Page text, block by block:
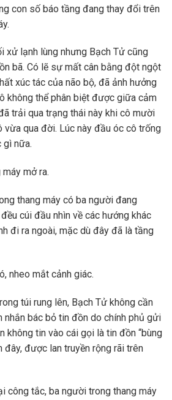
con số báo tầng đang thay đổi trên
xử lạnh lùng nhưng Bạch Tử cũng
bã. Có lẽ sự mất cân bằng đột ngột
xúc tác của não bộ, đã ảnh hưởng
không thể phân biệt được giữa cảm
trải qua trạng thái này khi cô mười
vừa qua đời. Lúc này đầu óc cô trống
gì nữa.
mở ra.
thang máy có ba người đang
cúi đầu nhìn về các hướng khác
đi ra ngoài, mặc dù đây đã là tầng
nheo mắt cảnh giác.
túi rung lên, Bạch Tử không cần
nhắn bác bỏ tin đồn do chính phủ gửi
không tin vào cái gọi là tin đồn “bùng
đây, được lan truyền rộng rãi trên
công tắc, ba người trong thang máy